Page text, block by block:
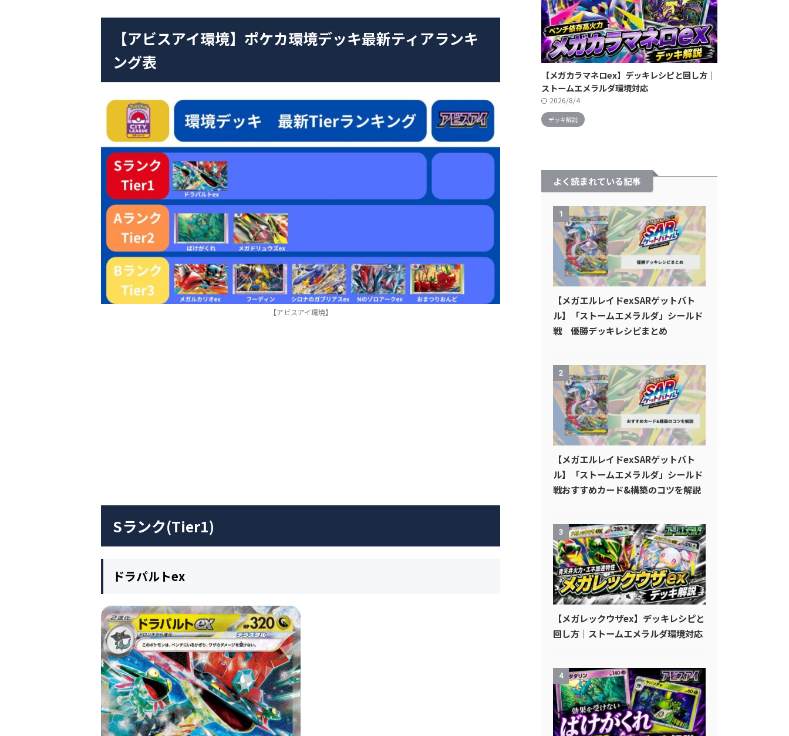
【アビスアイ環境】ポケカ環境デッキ最新ティアランキ
ング表
【アビスアイ環境】
Sランク(Tier1)
ドラパルトex
【メガカラマネロex】デッキレシピと回し方｜
ストームエメラルダ環境対応
2026/8/4
デッキ解説
よく読まれている記事
1
【メガエルレイドexSARゲットバト
ル】「ストームエメラルダ」シールド
戦 優勝デッキレシピまとめ
2
【メガエルレイドexSARゲットバト
ル】「ストームエメラルダ」シールド
戦おすすめカード&構築のコツを解説
3
【メガレックウザex】デッキレシピと
回し方｜ストームエメラルダ環境対応
4